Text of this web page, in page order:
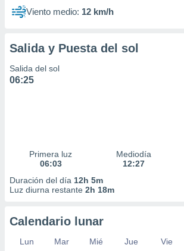
Viento medio: 12 km/h
Salida y Puesta del sol
Salida del sol
06:25
Primera luz
06:03
Mediodía
12:27
Duración del día 12h 5m
Luz diurna restante 2h 18m
Calendario lunar
Lun Mar Mié Jue Vie